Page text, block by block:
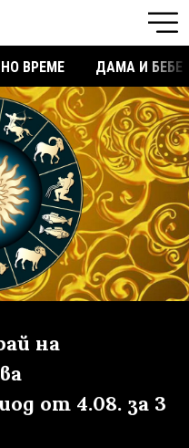
ВРЕМЕ ДАМА И БЕБЕ
на
от 4.08. за 3